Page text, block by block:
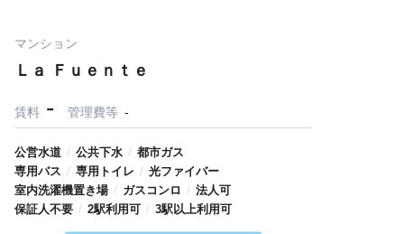
マンション
Ｌａ Ｆｕｅｎｔｅ
賃料 - 管理費等 -
公営水道 / 公共下水 / 都市ガス
専用バス / 専用トイレ / 光ファイバー
室内洗濯機置き場 / ガスコンロ / 法人可
保証人不要 / 2駅利用可 / 3駅以上利用可